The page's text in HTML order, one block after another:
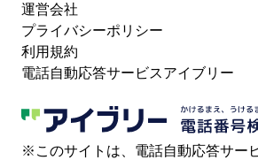
運営会社
プライバシーポリシー
利用規約
電話自動応答サービスアイブリー
※このサイトは、電話自動応答サー